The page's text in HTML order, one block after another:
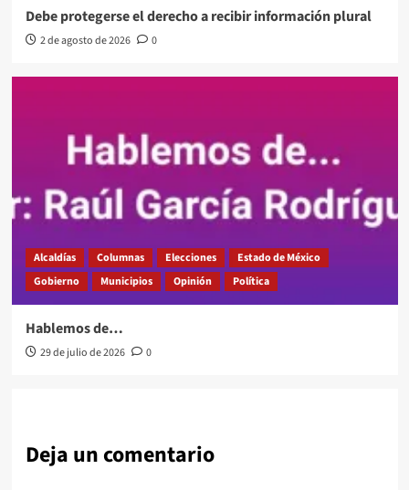
Debe protegerse el derecho a recibir información plural
2 de agosto de 2026 0
Alcaldías Columnas Elecciones
Estado de México
Gobierno
Municipios Opinión Política
Hablemos de…
29 de julio de 2026 0
Deja un comentario